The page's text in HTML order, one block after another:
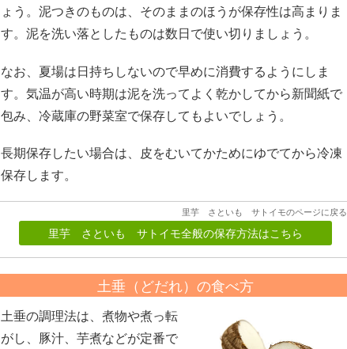
ょう。泥つきのものは、そのままのほうが保存性は高まりま
す。泥を洗い落としたものは数日で使い切りましょう。
なお、夏場は日持ちしないので早めに消費するようにしま
す。気温が高い時期は泥を洗ってよく乾かしてから新聞紙で
包み、冷蔵庫の野菜室で保存してもよいでしょう。
長期保存したい場合は、皮をむいてかためにゆでてから冷凍
保存します。
里芋 さといも サトイモのページに戻る
里芋 さといも サトイモ全般の保存方法はこちら
土垂（どだれ）の食べ方
土垂の調理法は、煮物や煮っ転
がし、豚汁、芋煮などが定番で